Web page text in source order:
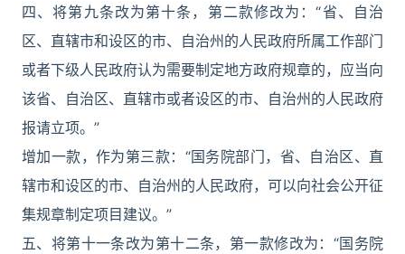
四、将第九条改为第十条，第二款修改为：“省、自治
区、直辖市和设区的市、自治州的人民政府所属工作部门
或者下级人民政府认为需要制定地方政府规章的，应当向
该省、自治区、直辖市或者设区的市、自治州的人民政府
报请立项。”
增加一款，作为第三款：“国务院部门，省、自治区、直
辖市和设区的市、自治州的人民政府，可以向社会公开征
集规章制定项目建议。”
五、将第十一条改为第十二条，第一款修改为：“国务院